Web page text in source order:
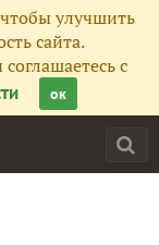
улучшить
сайта.
с
ок